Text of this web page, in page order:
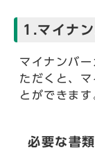
1.マイナ
マイナンバ
ただくと、
とができます
必要な書類